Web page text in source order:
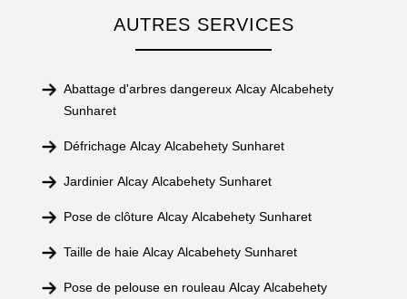
AUTRES SERVICES
Abattage d'arbres dangereux Alcay Alcabehety
Sunharet
Défrichage Alcay Alcabehety Sunharet
Jardinier Alcay Alcabehety Sunharet
Pose de clôture Alcay Alcabehety Sunharet
Taille de haie Alcay Alcabehety Sunharet
Pose de pelouse en rouleau Alcay Alcabehety